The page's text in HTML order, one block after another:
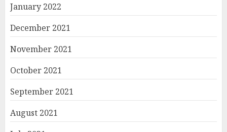
January 2022
December 2021
November 2021
October 2021
September 2021
August 2021